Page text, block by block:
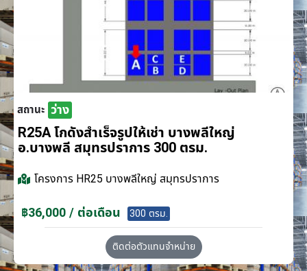
สถานะ ว่าง
R25A โกดังสำเร็จรูปให้เช่า บางพลีใหญ่
อ.บางพลี สมุทรปราการ 300 ตรม.
โครงการ HR25 บางพลีใหญ่ สมุทรปราการ
฿36,000 / ต่อเดือน 300 ตรม.
ติดต่อตัวแทนจำหน่าย